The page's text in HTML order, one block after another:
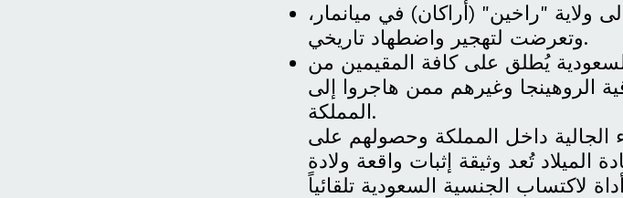
ولاية "راخين" (أراكان) في ميانمار،
وتعرضت لتهجير واضطهاد تاريخي.
يُطلق على كافة المقيمين من
الروهينجا وغيرهم ممن هاجروا إلى
المملكة.
الجالية داخل المملكة وحصولهم على
الميلاد تُعد وثيقة إثبات واقعة ولادة